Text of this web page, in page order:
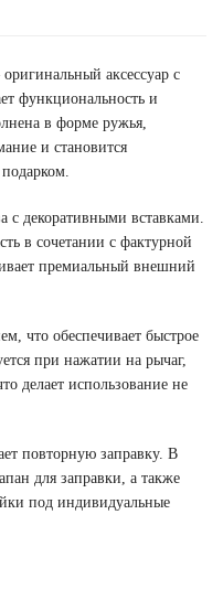
аксессуар с
функциональность и
в форме ружья,
и становится
с декоративными вставками.
в сочетании с фактурной
премиальный внешний
что обеспечивает быстрое
при нажатии на рычаг,
делает использование не
повторную заправку. В
для заправки, а также
под индивидуальные